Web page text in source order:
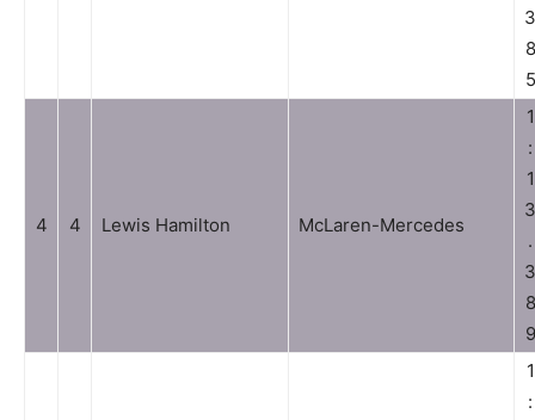
3
8
5
4 4 Lewis Hamilton McLaren-Mercedes
1
:
1
3
.
3
8
9
1
: